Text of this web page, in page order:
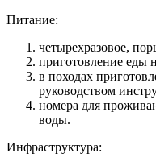
Питание:
четырехразовое,
приготовление еды
в походах
руководством
номера для
воды.
Инфраструктура: